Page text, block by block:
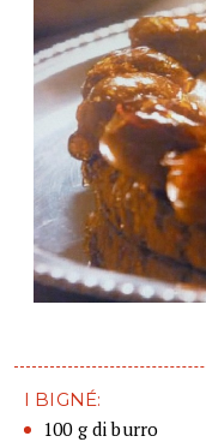
I BIGNÉ:
100 g di burro